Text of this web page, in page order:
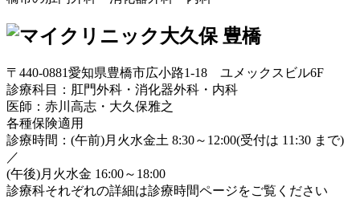
〒440-0881愛知県豊橋市広小路1-18 ユメックスビル6F
診療科目：肛門外科・消化器外科・内科
医師：赤川高志・大久保雅之
各種保険適用
診療時間：(午前)月火水金土 8:30～12:00(受付は 11:30 まで)
／
(午後)月火水金 16:00～18:00
診療科それぞれの詳細は診療時間ページをご覧ください